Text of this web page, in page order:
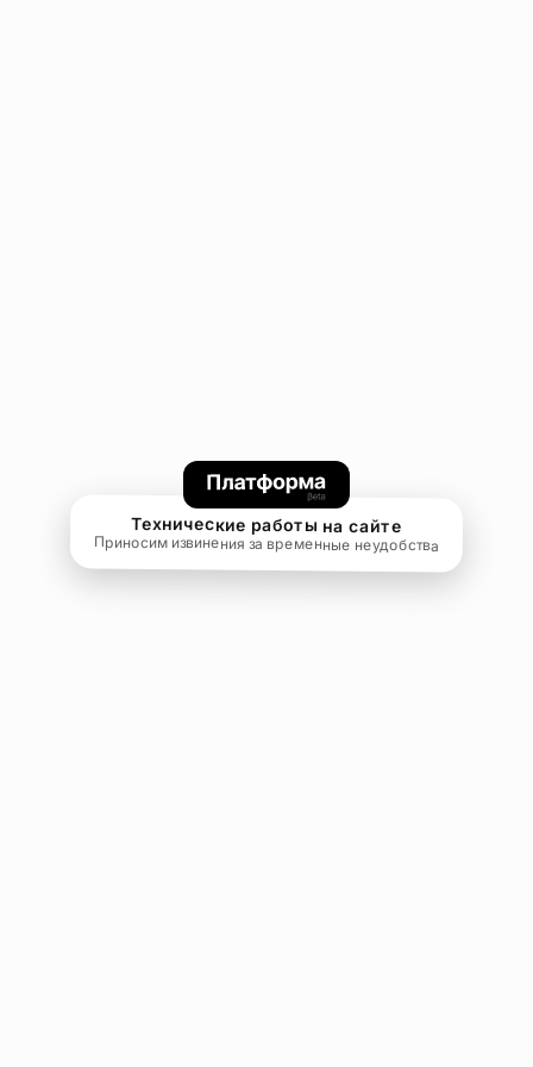
Технические работы на сайте
Приносим извинения за временные неудобства